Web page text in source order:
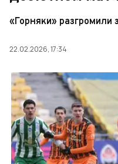
«Горняки» разгромили
22.02.2026, 17:34